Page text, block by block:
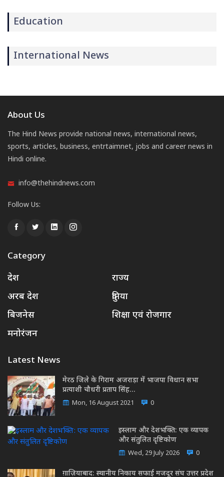
Education
International News
About Us
The Hind News provide national news, international news,
sports, articles, business, entrtaimnet, jobs and career news in
Hindi online.
info@thehindnews.com
Follow Us:
Category
देश
राज्य
अरब देश
दुनिया
बिजनेस
शिक्षा एवं रोजगार
मनोरंजन
Latest News
मेरठ जिले के गिराम अजराड़ा में भाजपा विधान सभा
प्रत्याशी चौधरी प्रताप सिंह…
Mon, 16 August 2021 0
इस्लाम और देशभक्ति: एक व्यापक
और संतुलित दृष्टिकोण
Wed, 29 July 2026 0
ग़ाज़ियाबाद: स्थानीय निकाय सफाई मजदूर संघ उत्तर प्रदेश